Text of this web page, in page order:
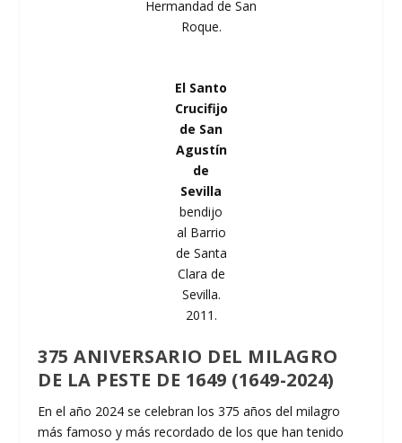
Hermandad de San
Roque.
El Santo
Crucifijo
de San
Agustín
de
Sevilla
bendijo
al Barrio
de Santa
Clara de
Sevilla.
2011.
375 ANIVERSARIO DEL MILAGRO
DE LA PESTE DE 1649 (1649-2024)
En el año 2024 se celebran los 375 años del milagro
más famoso y más recordado de los que han tenido